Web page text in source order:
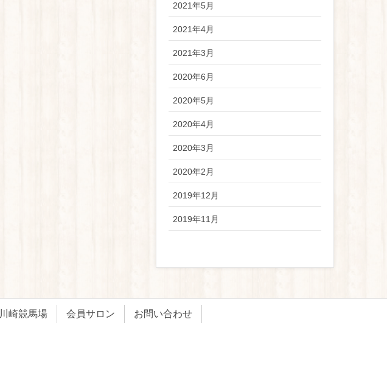
2021年5月
2021年4月
2021年3月
2020年6月
2020年5月
2020年4月
2020年3月
2020年2月
2019年12月
2019年11月
川崎競馬場 会員サロン お問い合わせ